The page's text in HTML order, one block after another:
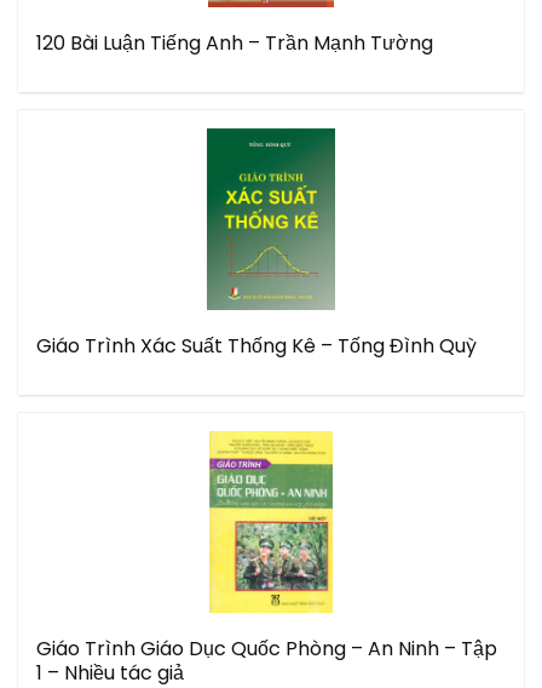
120 Bài Luận Tiếng Anh – Trần Mạnh Tường
Giáo Trình Xác Suất Thống Kê – Tống Đình Quỳ
Giáo Trình Giáo Dục Quốc Phòng – An Ninh – Tập
1 – Nhiều tác giả